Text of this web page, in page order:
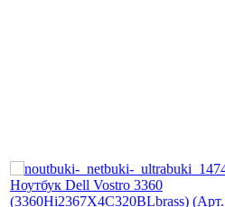
Ноутбук Dell Vostro 3360
(3360Hi2367X4C320BLbrass)